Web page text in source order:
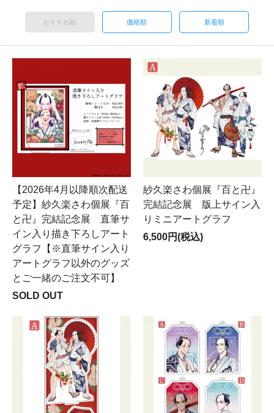
おすすめ順 価格順 新着順
【2026年4月以降順次配送
予定】紗久楽さわ個展『百
と卍』完結記念展 直筆サ
イン入り描き下ろしアート
グラフ【※直筆サイン入り
アートグラフ以外のグッズ
とご一緒のご注文不可】
SOLD OUT
紗久楽さわ個展『百と卍』
完結記念展 版上サイン入
りミニアートグラフ
6,500円(税込)